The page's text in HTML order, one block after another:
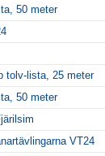
50 meter
tolv-lista, 25 meter
50 meter
VT24